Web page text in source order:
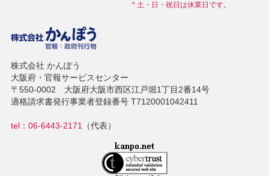
* 土・日・祝日は休業日です。
株式会社 かんぽう
大阪府・官報サービスセンター
〒550-0002 大阪府大阪市西区江戸堀1丁目2番14号
適格請求書発行事業者登録番号 T7120001042411
tel：06-6443-2171 （代表）